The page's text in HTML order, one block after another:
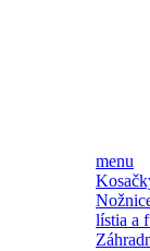
menu
lístia a